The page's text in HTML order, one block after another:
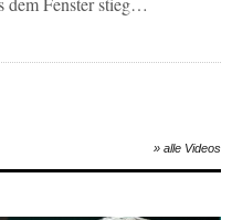
» alle Videos